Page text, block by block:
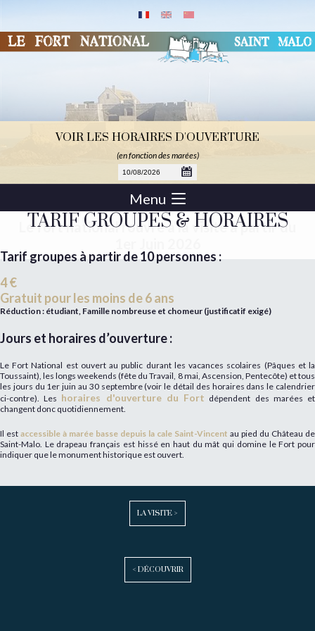
Menu
VOIR LES HORAIRES D'OUVERTURE
(en fonction des marées)
Le fort national rouvre à la visite à partir du
TARIF GROUPES & HORAIRES
Tarif groupes à partir de 10 personnes :
4 €
Gratuit pour les moins de 6 ans
Réduction : étudiant, Famille nombreuse et chomeur (justificatif exigé)
Jours et horaires d’ouverture :
Le Fort National est ouvert au public durant les vacances scolaires (Pâques et la
Toussaint), les longs weekends (fête du Travail, 8 mai, Ascension, Pentecôte) et tous
les jours du 1er juin au 30 septembre (voir le détail des horaires dans le calendrier
ci-contre). Les horaires d'ouverture du Fort dépendent des marées et
changent donc quotidiennement.
Il est accessible à marée basse depuis la cale Saint-Vincent au pied du Château de
Saint-Malo. Le drapeau français est hissé en haut du mât qui domine le Fort pour
indiquer que le monument historique est ouvert.
LA VISITE >
< DÉCOUVRIR